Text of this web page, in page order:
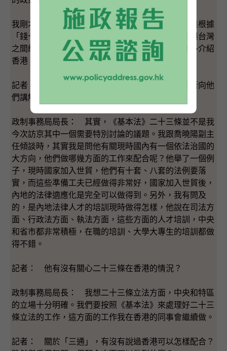
我剛才跟大家說的工作方向是特區政府自己定的，是根據
「錢七條」處理對台事務，一方面要做好香港本身與台灣
之間經貿文化往來，另一方面只要我們有機會，會多介紹
香港「一國兩制」的成功落實。
記者： 關於二十三條，你會見人大法工委時，有否向他
們講解諮詢情況？
政制事務局局長： 其實，《基本法》二十三條並不是我
今次訪京其中一個需要特別討論的議題。我跟喬曉陽副主
任傾談時，其實我是問他有關現時國內有一個依法治國的
大方向，他們做哪幾方面的工作來配合呢？他舉了一個例
子，現時國家加入世貿，他們有十套、八套的法例要落
實，而這些準備工夫已經做得非常好，國家加入世貿後，
內地的法律適應化是完全可以做得到。另外，我有問及
的，是內地法律人才的培訓現時做得怎樣，他說在司法方
面、行政法方面、執法方面，這些方面的人才培訓，中央
和省市都非常積極，在職的培訓、大學大專生的培訓都做
得不錯。
記者： 他有沒有關心二十三條在香港的情況？
政制事務局局長： 我想二十三條立法方面，中央和特區
的立場十分明確。我們要按照《基本法》來處理好二十三
條立法的工作，這方面的工作我在香港的同事會繼續做。
記者： 關於「三通」，有沒有說過香港可以怎樣配合？